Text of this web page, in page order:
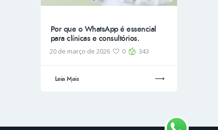
Por que o WhatsApp é essencial
para clínicas e consultórios.
20 de março de 2026 0 343
Leia Mais